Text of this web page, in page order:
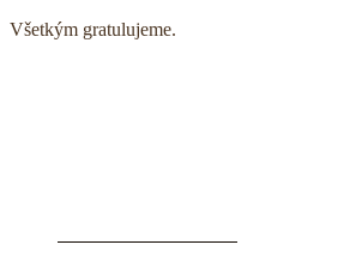
Všetkým gratulujeme.